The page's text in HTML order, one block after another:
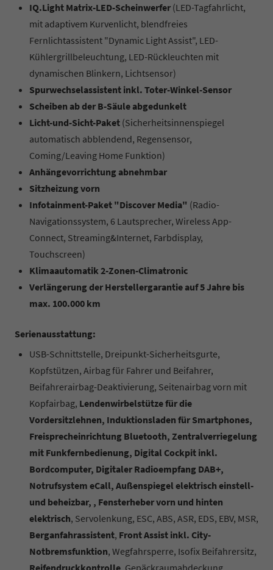
IQ.Light Matrix-LED-Scheinwerfer (LED-Tagfahrlicht,
mit adaptivem Kurvenlicht, blendfreies
Fernlichtassistent "Dynamic Light Assist", LED-
Kühlergrillbeleuchtung, LED-Rückleuchten mit
dynamischen Blinkern, Lichtsensor)
Spurwechselassistent inkl. Toter-Winkel-Sensor
Scheiben ab der B-Säule abgedunkelt
Licht-und-Sicht-Paket (Sicherheitsinnenspiegel
automatisch abblendend, Regensensor,
Coming/Leaving Home Funktion)
Anhängevorrichtung abnehmbar
Sitzheizung vorn
Infotainment-Paket "Discover Media" (Radio-
Navigationssystem, 6 Lautsprecher, Wireless App-
Connect, Streaming&Internet, Farbdisplay,
Touchscreen)
Klimaautomatik 2-Zonen-Climatronic
Verlängerung der Herstellergarantie auf 5 Jahre bis
max. 100.000 km
Serienausstattung:
USB-Schnittstelle, Dreipunkt-Sicherheitsgurte,
Kopfstützen, Airbag für Fahrer und Beifahrer,
Beifahrerairbag-Deaktivierung, Seitenairbag vorn mit
Kopfairbag, Lendenwirbelstütze für die
Vordersitzlehnen, Induktionsladen für Smartphones,
Freisprecheinrichtung Bluetooth, Zentralverriegelung
mit Funkfernbedienung, Digital Cockpit inkl.
Bordcomputer, Digitaler Radioempfang DAB+,
Notrufsystem eCall, Außenspiegel elektrisch einstell-
und beheizbar, , Fensterheber vorn und hinten
elektrisch, Servolenkung, ESC, ABS, ASR, EDS, EBV, MSR,
Berganfahrassistent, Front Assist inkl. City-
Notbremsfunktion, Wegfahrsperre, Isofix Beifahrersitz,
Reifendruckkontrolle , Gepäckraumabdeckung,